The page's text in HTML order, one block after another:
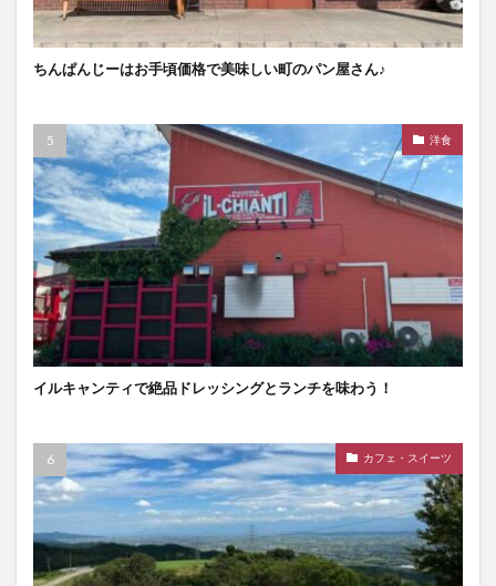
ちんぱんじーはお手頃価格で美味しい町のパン屋さん♪
洋食
イルキャンティで絶品ドレッシングとランチを味わう！
カフェ・スイーツ